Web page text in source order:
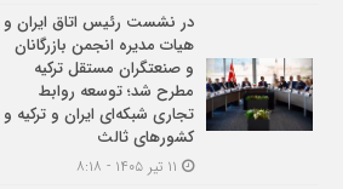
در نشست رئیس اتاق ایران و
هیات مدیره انجمن بازرگانان
و صنعتگران مستقل ترکیه
مطرح شد؛ توسعه روابط
تجاری شبکه‌ای ایران و ترکیه و
کشورهای ثالث